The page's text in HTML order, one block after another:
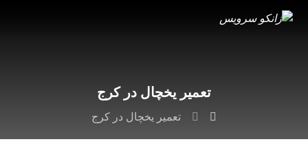
تعمیر یخچال در کرج
تعمیر یخچال در کرج